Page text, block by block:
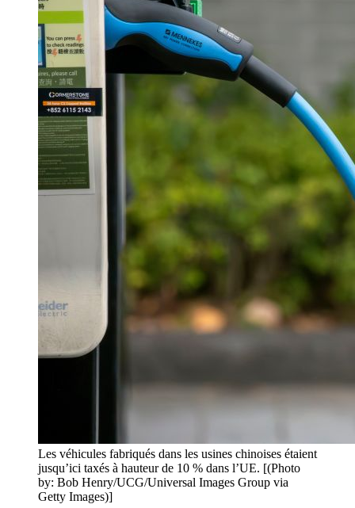
Les véhicules fabriqués dans les usines chinoises étaient
jusqu’ici taxés à hauteur de 10 % dans l’UE. [(Photo
by: Bob Henry/UCG/Universal Images Group via
Getty Images)]